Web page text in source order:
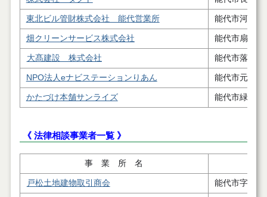
東北ビル管財株式会社 能代営業所 能代市河戸川
畑クリーンサービス株式会社 能代市扇田字
大髙建設 株式会社 能代市落合字
NPO法人eナビステーションりあん 能代市元町８
かたづけ本舗サンライズ 能代市緑町2
《 法律相談事業者一覧 》
事 業 所 名
戸松土地建物取引商会 能代市字下野